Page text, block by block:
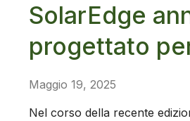
SolarEdge
progettato
Maggio 19, 2025
Nel corso della recente